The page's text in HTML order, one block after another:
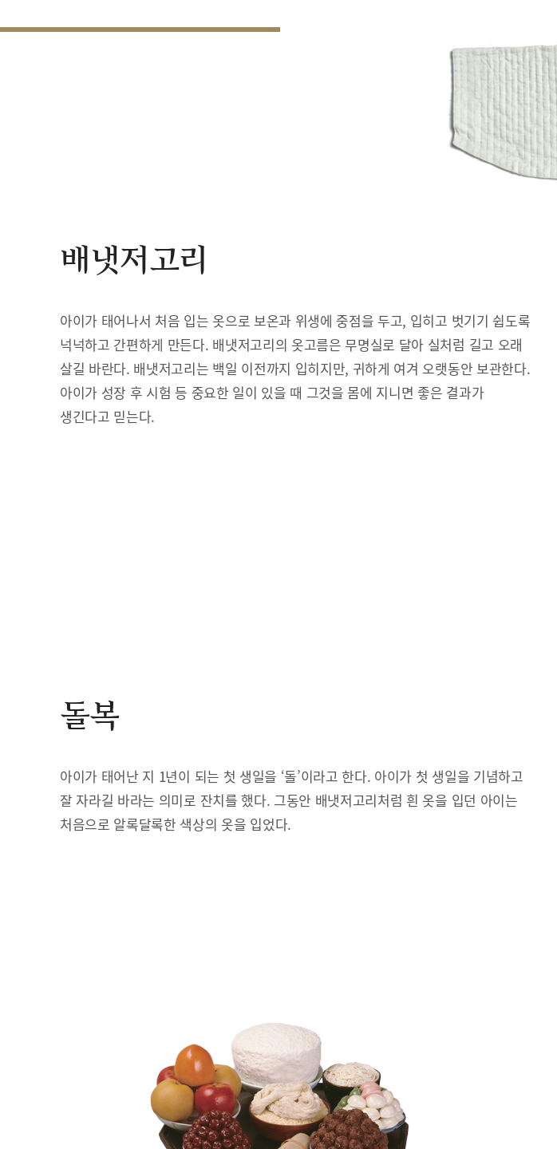
배냇저고리
아이가 태어나서 처음 입는 옷으로 보온과 위생에 중점을 두고, 입히고 벗기기 쉽도록
넉넉하고 간편하게 만든다. 배냇저고리의 옷고름은 무명실로 달아 실처럼 길고 오래
살길 바란다. 배냇저고리는 백일 이전까지 입히지만, 귀하게 여겨 오랫동안 보관한다.
아이가 성장 후 시험 등 중요한 일이 있을 때 그것을 몸에 지니면 좋은 결과가
생긴다고 믿는다.
돌복
아이가 태어난 지 1년이 되는 첫 생일을 ‘돌’이라고 한다. 아이가 첫 생일을 기념하고
잘 자라길 바라는 의미로 잔치를 했다. 그동안 배냇저고리처럼 흰 옷을 입던 아이는
처음으로 알록달록한 색상의 옷을 입었다.